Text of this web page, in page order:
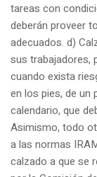
tareas con
deberán proveer
adecuados. d)
sus trabajadores,
cuando exista
en los pies, de un
calendario, que
Asimismo, todo
a las normas
calzado a que se